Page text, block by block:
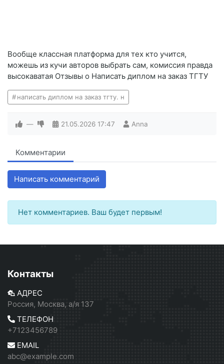
Вообще классная платформа для тех кто учится,
можешь из кучи авторов выбрать сам, комиссия правда
высокаватая Отзывы о Написать диплом на заказ ТГТУ
написать диплом на заказ тгту. н
— 21.05.2026 17:47 Anna
Комментарии
Написать комментарий
Нет комментариев. Ваш будет первым!
Контакты
АДРЕС
Россия, Москва, а/я 137
ТЕЛЕФОН
+7123456789
EMAIL
abc@example.com